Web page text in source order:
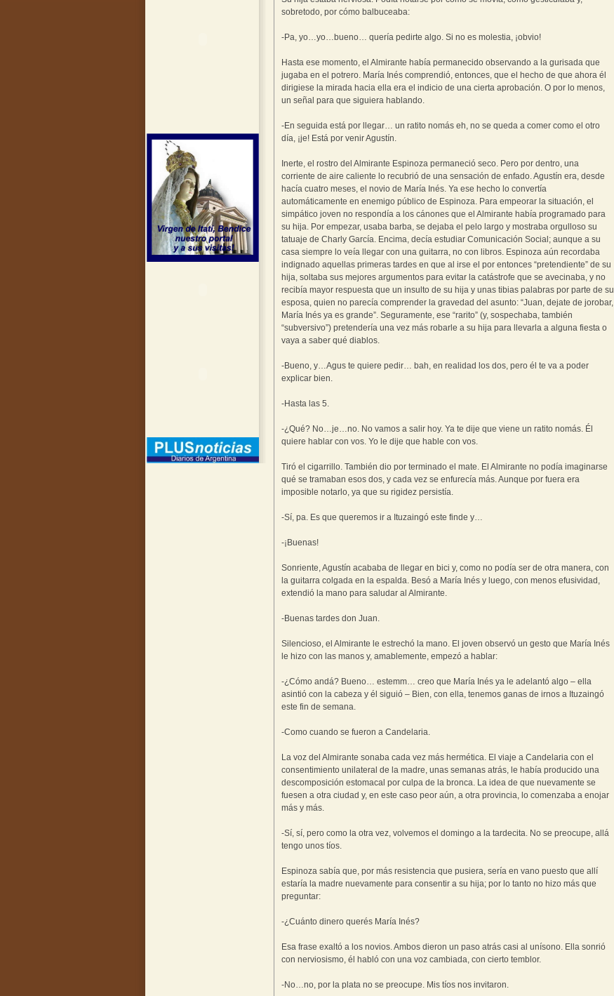
sobretodo, por cómo balbuceaba:
-Pa, yo…yo…bueno… quería pedirte algo. Si no es molestia, ¡obvio!
Hasta ese momento, el Almirante había permanecido observando a la gurisada que
jugaba en el potrero. María Inés comprendió, entonces, que el hecho de que ahora él
dirigiese la mirada hacia ella era el indicio de una cierta aprobación. O por lo menos,
un señal para que siguiera hablando.
-En seguida está por llegar… un ratito nomás eh, no se queda a comer como el otro
día, ¡je! Está por venir Agustín.
Inerte, el rostro del Almirante Espinoza permaneció seco. Pero por dentro, una
corriente de aire caliente lo recubrió de una sensación de enfado. Agustín era, desde
hacía cuatro meses, el novio de María Inés. Ya ese hecho lo convertía
automáticamente en enemigo público de Espinoza. Para empeorar la situación, el
simpático joven no respondía a los cánones que el Almirante había programado para
su hija. Por empezar, usaba barba, se dejaba el pelo largo y mostraba orgulloso su
tatuaje de Charly García. Encima, decía estudiar Comunicación Social; aunque a su
casa siempre lo veía llegar con una guitarra, no con libros. Espinoza aún recordaba
indignado aquellas primeras tardes en que al irse el por entonces “pretendiente” de su
hija, soltaba sus mejores argumentos para evitar la catástrofe que se avecinaba, y no
recibía mayor respuesta que un insulto de su hija y unas tibias palabras por parte de su
esposa, quien no parecía comprender la gravedad del asunto: “Juan, dejate de jorobar,
María Inés ya es grande”. Seguramente, ese “rarito” (y, sospechaba, también
“subversivo”) pretendería una vez más robarle a su hija para llevarla a alguna fiesta o
vaya a saber qué diablos.
-Bueno, y…Agus te quiere pedir… bah, en realidad los dos, pero él te va a poder
explicar bien.
-Hasta las 5.
-¿Qué? No…je…no. No vamos a salir hoy. Ya te dije que viene un ratito nomás. Él
quiere hablar con vos. Yo le dije que hable con vos.
Tiró el cigarrillo. También dio por terminado el mate. El Almirante no podía imaginarse
qué se tramaban esos dos, y cada vez se enfurecía más. Aunque por fuera era
imposible notarlo, ya que su rigidez persistía.
-Sí, pa. Es que queremos ir a Ituzaingó este finde y…
-¡Buenas!
Sonriente, Agustín acababa de llegar en bici y, como no podía ser de otra manera, con
la guitarra colgada en la espalda. Besó a María Inés y luego, con menos efusividad,
extendió la mano para saludar al Almirante.
-Buenas tardes don Juan.
Silencioso, el Almirante le estrechó la mano. El joven observó un gesto que María Inés
le hizo con las manos y, amablemente, empezó a hablar:
-¿Cómo andá? Bueno… estemm… creo que María Inés ya le adelantó algo – ella
asintió con la cabeza y él siguió – Bien, con ella, tenemos ganas de irnos a Ituzaingó
este fin de semana.
-Como cuando se fueron a Candelaria.
La voz del Almirante sonaba cada vez más hermética. El viaje a Candelaria con el
consentimiento unilateral de la madre, unas semanas atrás, le había producido una
descomposición estomacal por culpa de la bronca. La idea de que nuevamente se
fuesen a otra ciudad y, en este caso peor aún, a otra provincia, lo comenzaba a enojar
más y más.
-Sí, sí, pero como la otra vez, volvemos el domingo a la tardecita. No se preocupe, allá
tengo unos tíos.
Espinoza sabía que, por más resistencia que pusiera, sería en vano puesto que allí
estaría la madre nuevamente para consentir a su hija; por lo tanto no hizo más que
preguntar:
-¿Cuánto dinero querés María Inés?
Esa frase exaltó a los novios. Ambos dieron un paso atrás casi al unísono. Ella sonrió
con nerviosismo, él habló con una voz cambiada, con cierto temblor.
-No…no, por la plata no se preocupe. Mis tíos nos invitaron.